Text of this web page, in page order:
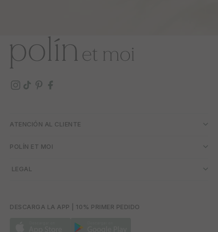
ATENCIÓN AL CLIENTE
POLÍN ET MOI
­ LEGAL
DESCARGA LA APP | 10% PRIMER PEDIDO